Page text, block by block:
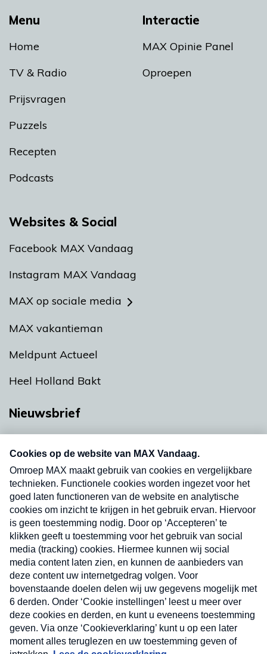
Menu
Home
TV & Radio
Prijsvragen
Puzzels
Recepten
Podcasts
Interactie
MAX Opinie Panel
Oproepen
Websites & Social
Facebook MAX Vandaag
Instagram MAX Vandaag
MAX op sociale media
MAX vakantieman
Meldpunt Actueel
Heel Holland Bakt
Nieuwsbrief
nieuwsbrief. Elke vrijdag- en dinsdagochtend in
uw mailbox.
Verzend
Nieuwsbrief
Neem hier een gratis abonnement op onze
nieuwsbrief. Elke vrijdag- en dinsdagochtend in uw